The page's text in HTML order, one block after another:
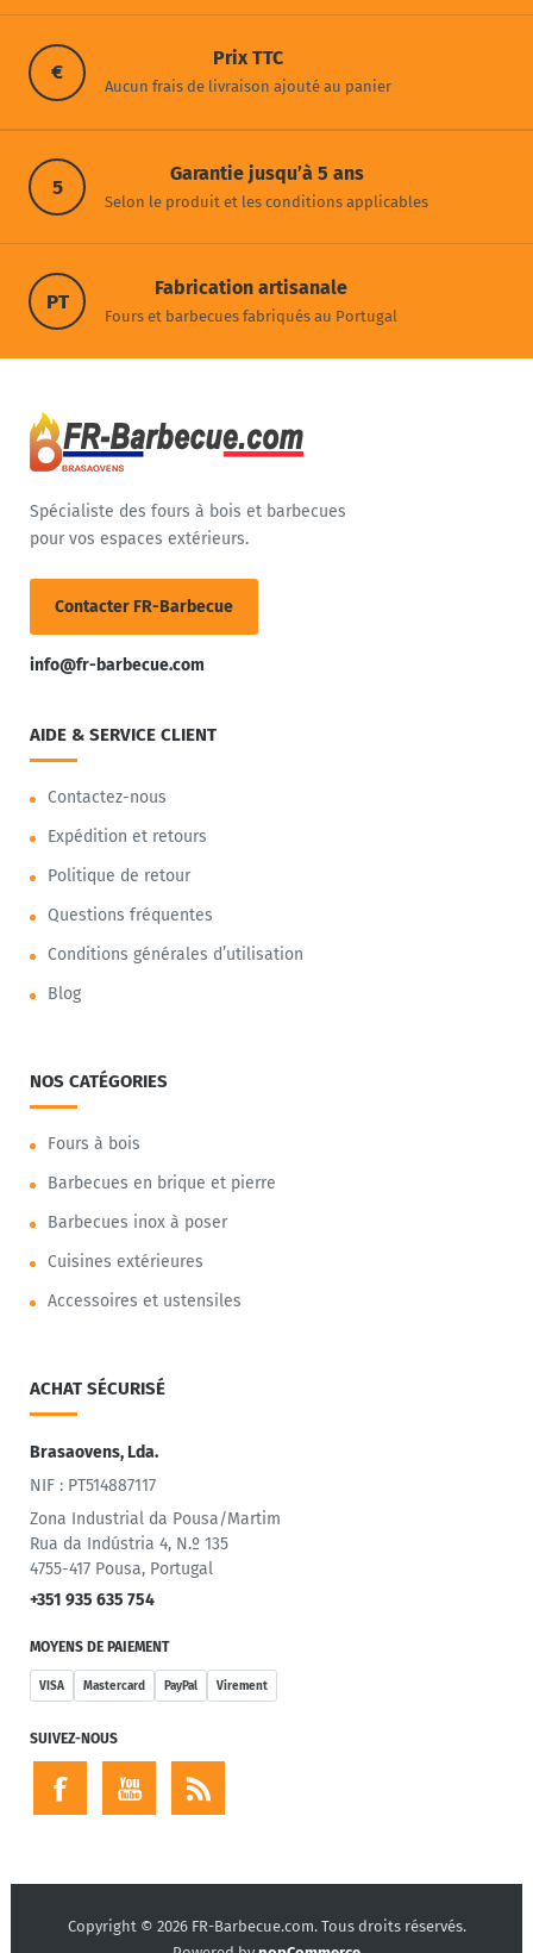
€
Prix TTC
Aucun frais de livraison ajouté au panier
5
Garantie jusqu’à 5 ans
Selon le produit et les conditions applicables
PT
Fabrication artisanale
Fours et barbecues fabriqués au Portugal
Spécialiste des fours à bois et barbecues
pour vos espaces extérieurs.
Contacter FR-Barbecue
info@fr-barbecue.com
AIDE & SERVICE CLIENT
Contactez-nous
Expédition et retours
Politique de retour
Questions fréquentes
Conditions générales d’utilisation
Blog
NOS CATÉGORIES
Fours à bois
Barbecues en brique et pierre
Barbecues inox à poser
Cuisines extérieures
Accessoires et ustensiles
ACHAT SÉCURISÉ
Brasaovens, Lda.
NIF : PT514887117
Zona Industrial da Pousa/Martim
Rua da Indústria 4, N.º 135
4755-417 Pousa, Portugal
+351 935 635 754
MOYENS DE PAIEMENT
VISA Mastercard PayPal Virement
SUIVEZ-NOUS
Copyright © 2026 FR-Barbecue.com. Tous droits réservés.